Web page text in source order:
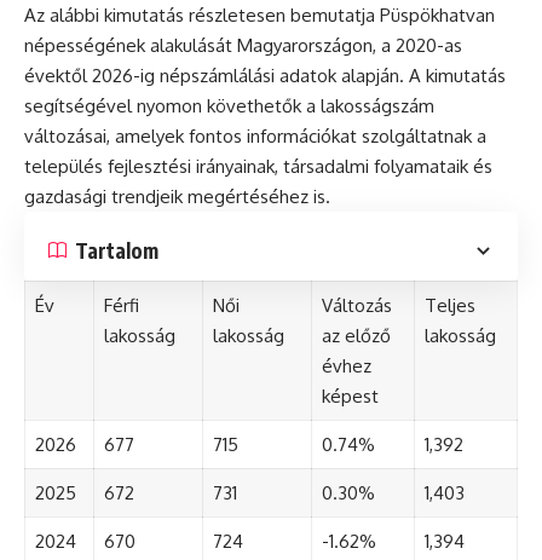
Az alábbi kimutatás részletesen bemutatja Püspökhatvan
népességének alakulását Magyarországon, a 2020-as
évektől 2026-ig népszámlálási adatok alapján. A kimutatás
segítségével nyomon követhetők a lakosságszám
változásai, amelyek fontos információkat szolgáltatnak a
település fejlesztési irányainak, társadalmi folyamataik és
gazdasági trendjeik megértéséhez is.
Tartalom
Év
Férfi
lakosság
Női
lakosság
Változás
az előző
évhez
képest
Teljes
lakosság
2026 677 715 0.74% 1,392
2025 672 731 0.30% 1,403
2024 670 724 -1.62% 1,394